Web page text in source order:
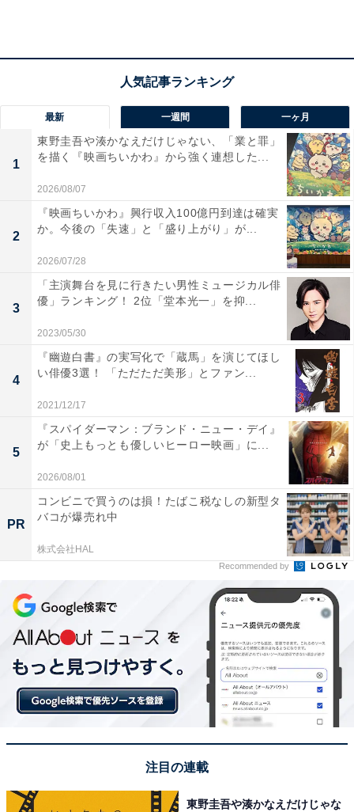
にいても誰かに美味しいものを食べさせることだけは続
けなさい。あなたならそれができる。私の命令は絶対」
と暢子にはなむけの言葉を贈るのでした。
画像出典：NHK『ちむどんどん』公式サイト
描かれない“過程”を求める声が殺到
病弱で夢も結婚も諦めかけていた歌子がようやく智と結
最新 一週間 一ヶ月
1
東野圭吾や湊かなえだけじゃない、「業と罪」
を描く『映画ちいかわ』から強く連想した...
2026/08/07
2
『映画ちいかわ』興行収入100億円到達は確実
か。今後の「失速」と「盛り上がり」が...
2026/07/28
3
「主演舞台を見に行きたい男性ミュージカル俳
優」ランキング！ 2位「堂本光一」を抑...
2023/05/30
4
『幽遊白書』の実写化で「蔵馬」を演じてほし
い俳優3選！ 「ただただ美形」とファン...
2021/12/17
5
『スパイダーマン：ブランド・ニュー・デイ』
が「史上もっとも優しいヒーロー映画」に...
2026/08/01
PR
コンビニで買うのは損！たばこ税なしの新型タ
バコが爆売れ中
株式会社HAL
Recommended by
注目の連載
東野圭吾や湊かなえだけじゃな